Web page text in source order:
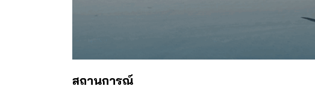
สถานการณ์